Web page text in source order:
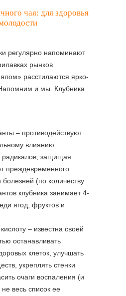
чая: для здоровья
регулярно напоминают
рынков
расстилаются ярко-
и мы. Клубника
– противодействуют
влиянию
радикалов, защищая
преждевременного
болезней (по количеству
клубника занимает 4-
ягод, фруктов и
– известна своей
останавливать
клеток, улучшать
укреплять стенки
очаги воспаления (и
не весь список ее